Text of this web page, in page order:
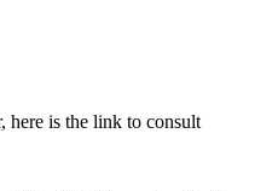
here is the link to consult